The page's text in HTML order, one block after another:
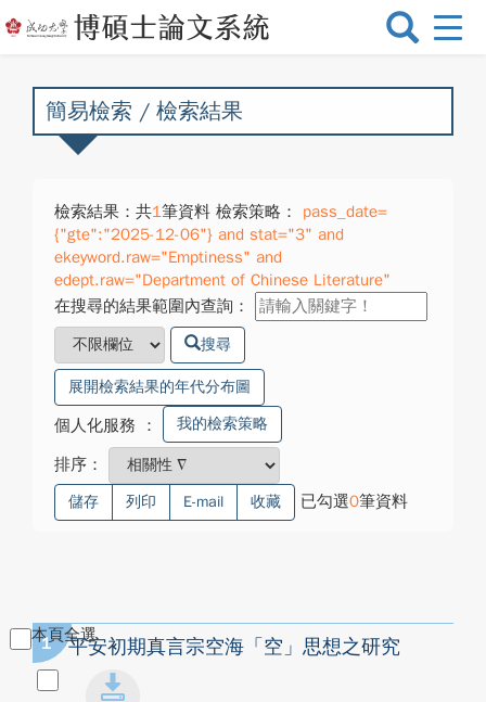
選
換
簡易檢索 / 檢索結果
檢索結果：共1筆資料 檢索策略：
pass_date=
{"gte":"2025-12-06"} and stat="3" and
ekeyword.raw="Emptiness" and
edept.raw="Department of Chinese Literature"
在搜尋的結果範圍內查詢：
搜尋
展開檢索結果的年代分布圖
個人化服務 ： 我的檢索策略
排序：
儲存 列印 E-mail 收藏 已勾選0筆資料
本頁全選
1 平安初期真言宗空海「空」思想之研究